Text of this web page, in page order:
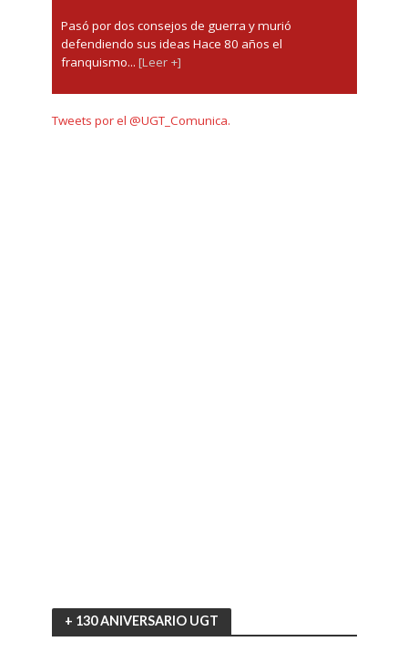
Pasó por dos consejos de guerra y murió
defendiendo sus ideas Hace 80 años el
franquismo... [Leer +]
Tweets por el @UGT_Comunica.
+ 130 ANIVERSARIO UGT